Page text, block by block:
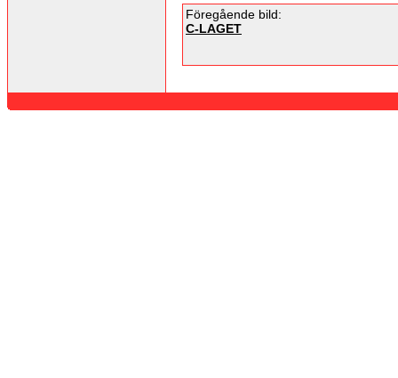
Föregående bild:
C-LAGET